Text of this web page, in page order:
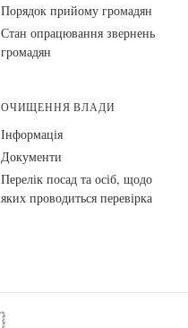
Порядок прийому громадян
Стан опрацювання звернень
громадян
ОЧИЩЕННЯ ВЛАДИ
Інформація
Документи
Перелік посад та осіб, щодо
яких проводиться перевірка